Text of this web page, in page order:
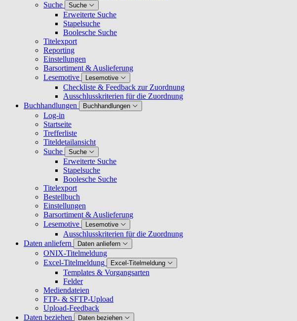
Suche
Suche
Erweiterte Suche
Stapelsuche
Boolesche Suche
Titelexport
Reporting
Einstellungen
Barsortiment & Auslieferung
Lesemotive
Lesemotive
Checkliste & Feedback zur Zuordnung
Ausschlusskriterien für die Zuordnung
Buchhandlungen
Buchhandlungen
Log-in
Startseite
Trefferliste
Titeldetailansicht
Suche
Suche
Erweiterte Suche
Stapelsuche
Boolesche Suche
Titelexport
Bestellbuch
Einstellungen
Barsortiment & Auslieferung
Lesemotive
Lesemotive
Ausschlusskriterien für die Zuordnung
Daten anliefern
Daten anliefern
ONIX-Titelmeldung
Excel-Titelmeldung
Excel-Titelmeldung
Templates & Vorgangsarten
Felder
Mediendateien
FTP- & SFTP-Upload
Upload-Feedback
Daten beziehen
Daten beziehen